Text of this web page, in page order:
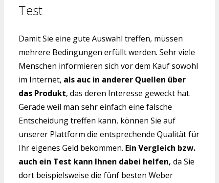
Test
Damit Sie eine gute Auswahl treffen, müssen
mehrere Bedingungen erfüllt werden. Sehr viele
Menschen informieren sich vor dem Kauf sowohl
im Internet, als auc in anderer Quellen über
das Produkt, das deren Interesse geweckt hat.
Gerade weil man sehr einfach eine falsche
Entscheidung treffen kann, können Sie auf
unserer Plattform die entsprechende Qualität für
Ihr eigenes Geld bekommen. Ein Vergleich bzw.
auch ein Test kann Ihnen dabei helfen, da Sie
dort beispielsweise die fünf besten Weber